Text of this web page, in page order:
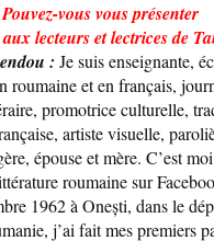
Pouvez-vous vous présenter
lecteurs et lectrices de
: Je suis enseignante,
roumaine et en français,
promotrice culturelle,
artiste visuelle,
épouse et mère. C’est
roumaine sur
1962 à Onești, dans le
j’ai fait mes premiers